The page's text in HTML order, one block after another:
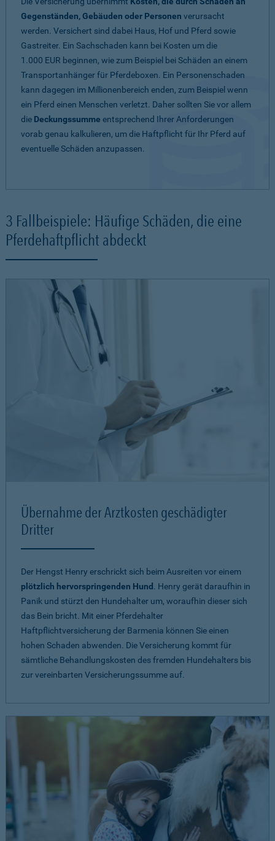
Gegenständen, Gebäuden oder Personen verursacht
werden. Versichert sind dabei Haus, Hof und Pferd sowie
Gastreiter. Ein Sachschaden kann bei Kosten um die
1.000 EUR beginnen, wie zum Beispiel bei Schäden an einem
Transportanhänger für Pferdeboxen. Ein Personenschaden
kann dagegen im Millionenbereich enden, zum Beispiel wenn
ein Pferd einen Menschen verletzt. Daher sollten Sie vor allem
die Deckungssumme entsprechend Ihrer Anforderungen
vorab genau kalkulieren, um die Haftpflicht für Ihr Pferd auf
eventuelle Schäden anzupassen.
3 Fallbeispiele: Häufige Schäden, die eine
Pferdehaftpflicht abdeckt
Übernahme der Arztkosten geschädigter
Dritter
Der Hengst Henry erschrickt sich beim Ausreiten vor einem
plötzlich hervorspringenden Hund . Henry gerät daraufhin in
Panik und stürzt den Hundehalter um, woraufhin dieser sich
das Bein bricht. Mit einer Pferdehalter
Haftpflichtversicherung der Barmenia können Sie einen
hohen Schaden abwenden. Die Versicherung kommt für
sämtliche Behandlungskosten des fremden Hundehalters bis
zur vereinbarten Versicherungssumme auf.